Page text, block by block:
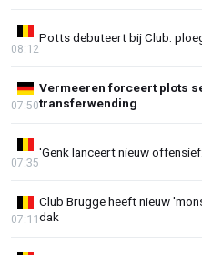
Potts debuteert bij Club:
08:12
Vermeeren forceert plots
transferwending
07:50
'Genk lanceert nieuw
07:35
Club Brugge heeft nieuw
dak
07:11